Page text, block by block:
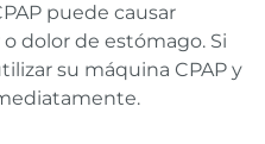
puede causar
dolor de estómago. Si
su máquina CPAP y